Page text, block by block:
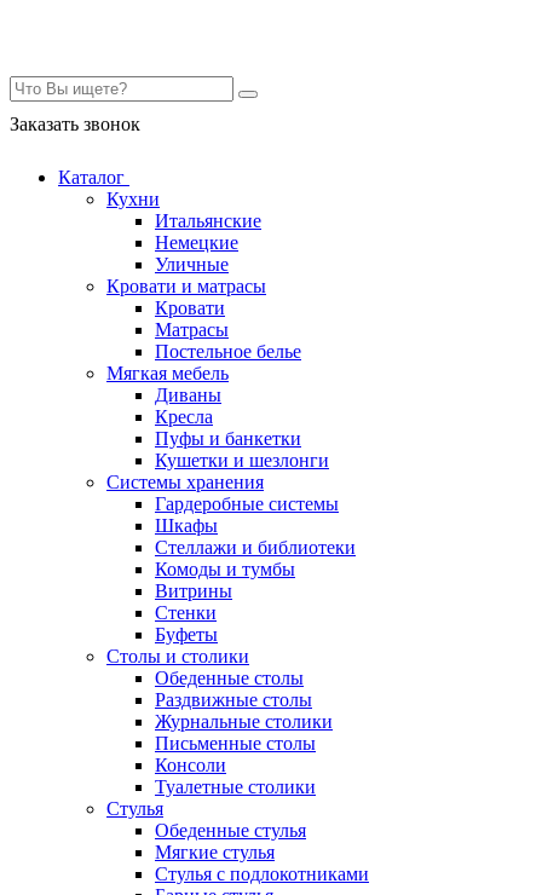
Заказать звонок
Каталог
Кухни
Итальянские
Немецкие
Уличные
Кровати и матрасы
Кровати
Матрасы
Постельное белье
Мягкая мебель
Диваны
Кресла
Пуфы и банкетки
Кушетки и шезлонги
Системы хранения
Гардеробные системы
Шкафы
Стеллажи и библиотеки
Комоды и тумбы
Витрины
Стенки
Буфеты
Столы и столики
Обеденные столы
Раздвижные столы
Журнальные столики
Письменные столы
Консоли
Туалетные столики
Стулья
Обеденные стулья
Мягкие стулья
Стулья с подлокотниками